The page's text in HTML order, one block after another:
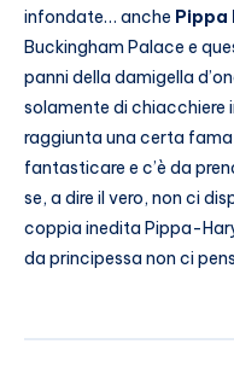
infondate… anche Pippa
Buckingham Palace e
panni della damigella
solamente di
raggiunta una certa
fantasticare e c’è da
se, a dire il vero, non ci
coppia inedita Pippa-
da principessa non ci